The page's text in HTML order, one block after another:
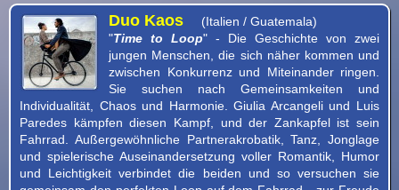
Duo Kaos
(Italien / Guatemala)
"Time to Loop" - Die Geschichte von zwei
jungen Menschen, die sich näher kommen und
zwischen Konkurrenz und Miteinander ringen.
Sie suchen nach Gemeinsamkeiten und
Individualität, Chaos und Harmonie. Giulia Arcangeli und Luis
Paredes kämpfen diesen Kampf, und der Zankapfel ist sein
Fahrrad. Außergewöhnliche Partnerakrobatik, Tanz, Jonglage
und spielerische Auseinandersetzung voller Romantik, Humor
und Leichtigkeit verbindet die beiden und so versuchen sie